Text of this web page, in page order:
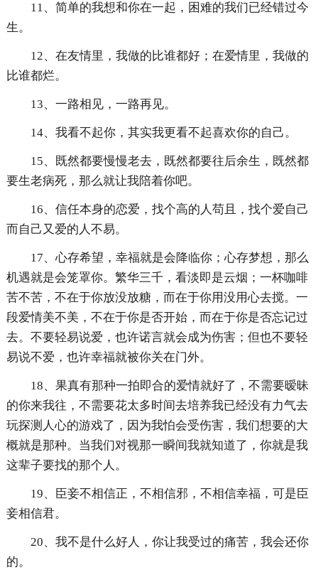
11、简单的我想和你在一起，困难的我们已经错过今
生。
12、在友情里，我做的比谁都好；在爱情里，我做的
比谁都烂。
13、一路相见，一路再见。
14、我看不起你，其实我更看不起喜欢你的自己。
15、既然都要慢慢老去，既然都要往后余生，既然都
要生老病死，那么就让我陪着你吧。
16、信任本身的恋爱，找个高的人苟且，找个爱自己
而自己又爱的人不易。
17、心存希望，幸福就是会降临你；心存梦想，那么
机遇就是会笼罩你。繁华三千，看淡即是云烟；一杯咖啡
苦不苦，不在于你放没放糖，而在于你用没用心去搅。一
段爱情美不美，不在于你是否开始，而在于你是否忘记过
去。不要轻易说爱，也许诺言就会成为伤害；但也不要轻
易说不爱，也许幸福就被你关在门外。
18、果真有那种一拍即合的爱情就好了，不需要暧昧
的你来我往，不需要花太多时间去培养我已经没有力气去
玩探测人心的游戏了，因为我怕会受伤害，我们想要的大
概就是那种。当我们对视那一瞬间我就知道了，你就是我
这辈子要找的那个人。
19、臣妾不相信正，不相信邪，不相信幸福，可是臣
妾相信君。
20、我不是什么好人，你让我受过的痛苦，我会还你
的。